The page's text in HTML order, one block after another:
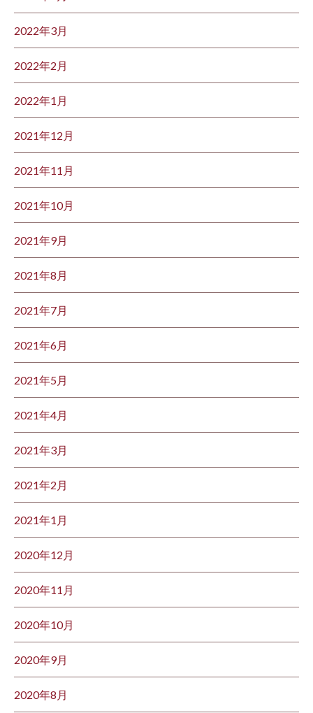
2022年3月
2022年2月
2022年1月
2021年12月
2021年11月
2021年10月
2021年9月
2021年8月
2021年7月
2021年6月
2021年5月
2021年4月
2021年3月
2021年2月
2021年1月
2020年12月
2020年11月
2020年10月
2020年9月
2020年8月